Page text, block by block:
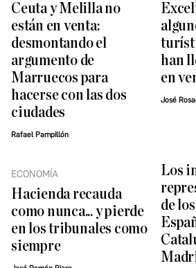
Ceuta y Melilla no
están en venta:
desmontando el
argumento de
Marruecos para
hacerse con las dos
ciudades
Rafael Pampillón
han
en
José
ECONOMÍA
Hacienda recauda
como nunca... y pierde
en los tribunales como
siempre
Los
de